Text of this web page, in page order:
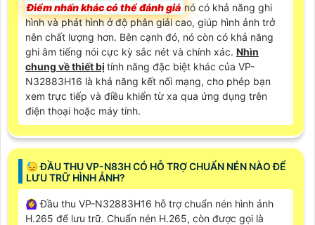
Điểm nhấn khác có thể đánh giá nó có khả năng ghi
hình và phát hình ở độ phân giải cao, giúp hình ảnh trở
nên chất lượng hơn. Bên cạnh đó, nó còn có khả năng
ghi âm tiếng nói cực kỳ sắc nét và chính xác. Nhìn
chung về thiết bị tính năng đặc biệt khác của VP-
N32883H16 là khả năng kết nối mạng, cho phép bạn
xem trực tiếp và điều khiển từ xa qua ứng dụng trên
điện thoại hoặc máy tính.
😓 ĐẦU THU VP-N83H CÓ HỖ TRỢ CHUẨN NÉN NÀO ĐỂ
LƯU TRỮ HÌNH ẢNH?
🙆‍♀️ Đầu thu VP-N32883H16 hỗ trợ chuẩn nén hình ảnh
H.265 để lưu trữ. Chuẩn nén H.265, còn được gọi là